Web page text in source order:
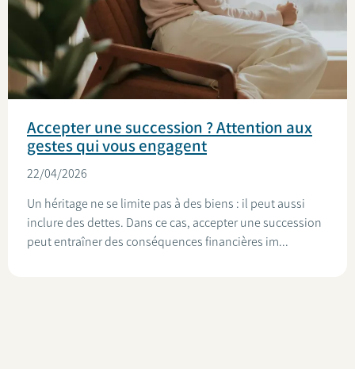
Accepter une succession ? Attention aux
gestes qui vous engagent
22/04/2026
Un héritage ne se limite pas à des biens : il peut aussi
inclure des dettes. Dans ce cas, accepter une succession
peut entraîner des conséquences financières im...